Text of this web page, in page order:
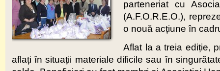
parteneriat cu
(A.F.O.R.E.O.),
o nouă acțiune în
Aflat la a treia ediție,
aflați în situații materiale dificile sau în